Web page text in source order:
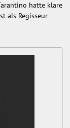
hatte klare
als Regisseur